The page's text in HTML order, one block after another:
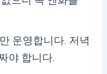
운영합니다. 저녁
야 합니다.